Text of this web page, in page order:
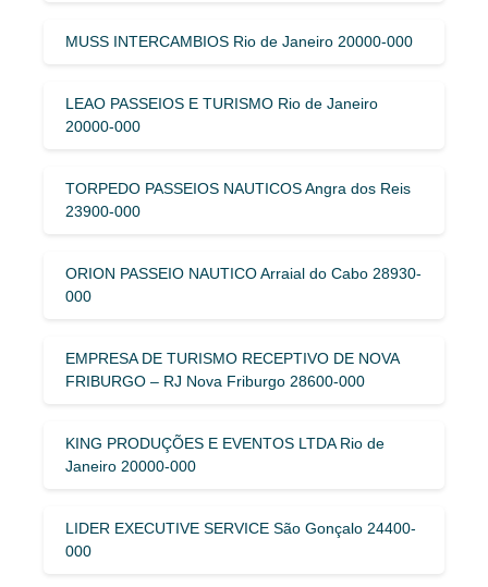
MUSS INTERCAMBIOS Rio de Janeiro 20000-000
LEAO PASSEIOS E TURISMO Rio de Janeiro
20000-000
TORPEDO PASSEIOS NAUTICOS Angra dos Reis
23900-000
ORION PASSEIO NAUTICO Arraial do Cabo 28930-
000
EMPRESA DE TURISMO RECEPTIVO DE NOVA
FRIBURGO – RJ Nova Friburgo 28600-000
KING PRODUÇÕES E EVENTOS LTDA Rio de
Janeiro 20000-000
LIDER EXECUTIVE SERVICE São Gonçalo 24400-
000